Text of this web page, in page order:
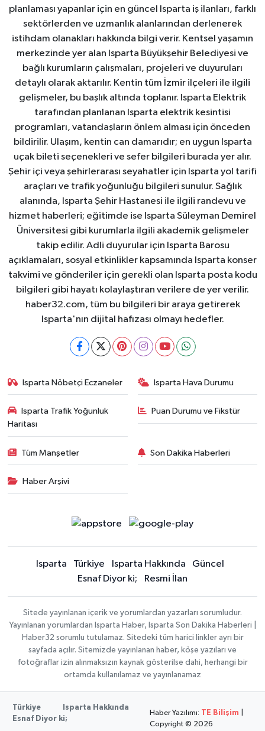
planlaması yapanlar için en güncel Isparta iş ilanları, farklı
sektörlerden ve uzmanlık alanlarından derlenerek
istihdam olanakları hakkında bilgi verir. Kentsel yaşamın
merkezinde yer alan Isparta Büyükşehir Belediyesi ve
bağlı kurumların çalışmaları, projeleri ve duyuruları
detaylı olarak aktarılır. Kentin tüm İzmir ilçeleri ile ilgili
gelişmeler, bu başlık altında toplanır. Isparta Elektrik
tarafından planlanan Isparta elektrik kesintisi
programları, vatandaşların önlem alması için önceden
bildirilir. Ulaşım, kentin can damarıdır; en uygun Isparta
uçak bileti seçenekleri ve sefer bilgileri burada yer alır.
Şehir içi veya şehirlerarası seyahatler için Isparta yol tarifi
araçları ve trafik yoğunluğu bilgileri sunulur. Sağlık
alanında, Isparta Şehir Hastanesi ile ilgili randevu ve
hizmet haberleri; eğitimde ise Isparta Süleyman Demirel
Üniversitesi gibi kurumlarla ilgili akademik gelişmeler
takip edilir. Adli duyurular için Isparta Barosu
açıklamaları, sosyal etkinlikler kapsamında Isparta konser
takvimi ve gönderiler için gerekli olan Isparta posta kodu
bilgileri gibi hayatı kolaylaştıran verilere de yer verilir.
haber32.com, tüm bu bilgileri bir araya getirerek
Isparta'nın dijital hafızası olmayı hedefler.
Isparta Nöbetçi Eczaneler Isparta Hava Durumu
Isparta Trafik Yoğunluk
Haritası
Puan Durumu ve Fikstür
Tüm Manşetler Son Dakika Haberleri
Haber Arşivi
Isparta Türkiye Isparta Hakkında
Güncel
Esnaf Diyor ki;
Resmi İlan
Sitede yayınlanan içerik ve yorumlardan yazarları sorumludur.
Yayınlanan yorumlardan Isparta Haber, Isparta Son Dakika Haberleri |
Haber32 sorumlu tutulamaz. Sitedeki tüm harici linkler ayrı bir
sayfada açılır. Sitemizde yayınlanan haber, köşe yazıları ve
fotoğraflar izin alınmaksızın kaynak gösterilse dahi, herhangi bir
ortamda kullanılamaz ve yayınlanamaz
Türkiye
Isparta Hakkında
Esnaf Diyor ki;
Haber Yazılımı: TE Bilişim
Copyright © 2026